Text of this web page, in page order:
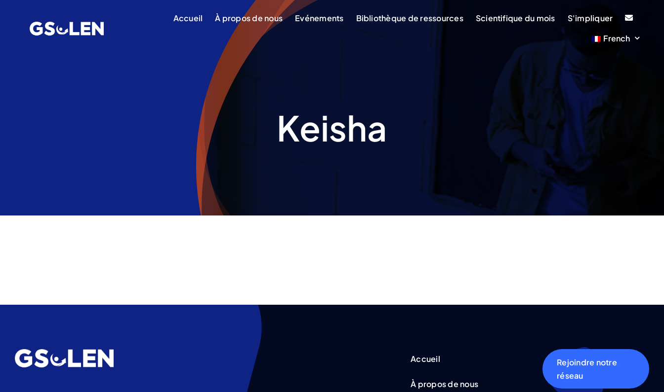
content
Accueil À propos de nous Evénements Bibliothèque de ressources Scientifique du mois
S'impliquer
French
Keisha
Accueil
À propos de nous
Rejoindre notre
réseau